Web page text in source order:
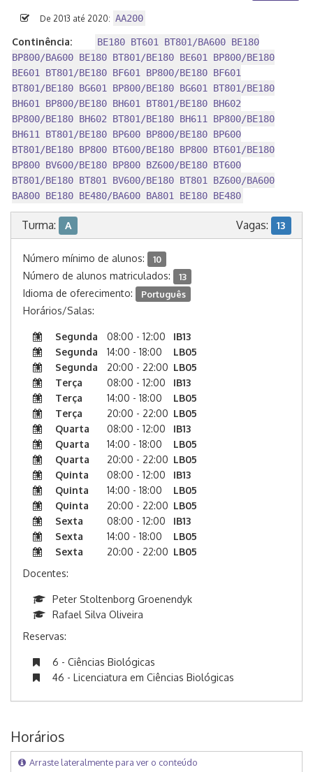
De 2013 até 2020: AA200
Continência:
BE180 BT601 BT801/BA600 BE180
BP800/BA600 BE180 BT801/BE180 BE601 BP800/BE180
BE601 BT801/BE180 BF601 BP800/BE180 BF601
BT801/BE180 BG601 BP800/BE180 BG601 BT801/BE180
BH601 BP800/BE180 BH601 BT801/BE180 BH602
BP800/BE180 BH602 BT801/BE180 BH611 BP800/BE180
BH611 BT801/BE180 BP600 BP800/BE180 BP600
BT801/BE180 BP800 BT600/BE180 BP800 BT601/BE180
BP800 BV600/BE180 BP800 BZ600/BE180 BT600
BT801/BE180 BT801 BV600/BE180 BT801 BZ600/BA600
BA800 BE180 BE480/BA600 BA801 BE180 BE480
Turma: A Vagas: 13
Número mínimo de alunos: 10
Número de alunos matriculados: 13
Idioma de oferecimento: Português
Horários/Salas:
Segunda 08:00 - 12:00
IB13
Segunda
14:00 - 18:00
LB05
Segunda
20:00 - 22:00 LB05
Terça
08:00 - 12:00
IB13
Terça
14:00 - 18:00
LB05
Terça
20:00 - 22:00 LB05
Quarta
08:00 - 12:00
IB13
Quarta
14:00 - 18:00
LB05
Quarta
20:00 - 22:00 LB05
Quinta
08:00 - 12:00
IB13
Quinta
14:00 - 18:00
LB05
Quinta
20:00 - 22:00 LB05
Sexta
08:00 - 12:00
IB13
Sexta
14:00 - 18:00
LB05
Sexta
20:00 - 22:00 LB05
Docentes:
Peter Stoltenborg Groenendyk
Rafael Silva Oliveira
Reservas:
6 - Ciências Biológicas
46 - Licenciatura em Ciências Biológicas
Horários
Arraste lateralmente para ver o conteúdo